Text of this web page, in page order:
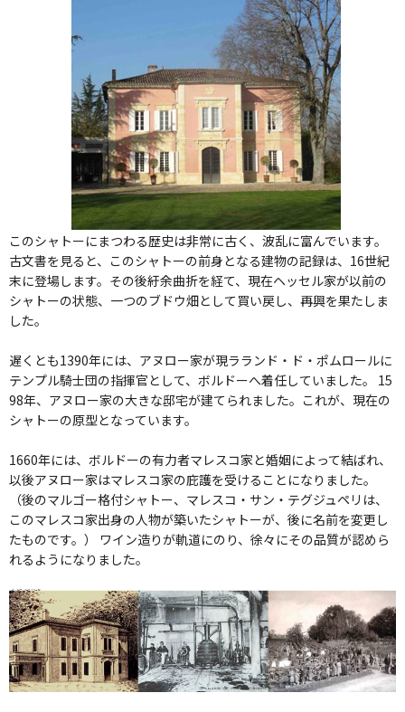
このシャトーにまつわる歴史は非常に古く、波乱に富んでいます。
古文書を見ると、このシャトーの前身となる建物の記録は、16世紀
末に登場します。その後紆余曲折を経て、現在ヘッセル家が以前の
シャトーの状態、一つのブドウ畑として買い戻し、再興を果たしま
した。
遅くとも1390年には、アヌロー家が現ラランド・ド・ポムロールに
テンプル騎士団の指揮官として、ボルドーへ着任していました。 15
98年、アヌロー家の大きな邸宅が建てられました。これが、現在の
シャトーの原型となっています。
1660年には、ボルドーの有力者マレスコ家と婚姻によって結ばれ、
以後アヌロー家はマレスコ家の庇護を受けることになりました。
（後のマルゴー格付シャトー、マレスコ・サン・テグジュペリは、
このマレスコ家出身の人物が築いたシャトーが、後に名前を変更し
たものです。） ワイン造りが軌道にのり、徐々にその品質が認めら
れるようになりました。